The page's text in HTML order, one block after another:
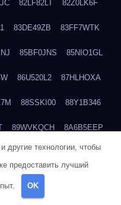
82LF82LT 82Z0LK6F
83DE49ZB 83FF7WTK
85BF0JNS 85NIO1GL
86U520L2 87HLHOXA
88SSKI00 88Y1B346
89WVKQCH 8A6B5EEP
8BVB056I 8BZT9YKF
8CEG9O6P
другие технологии, чтобы
предоставить лучший
OK